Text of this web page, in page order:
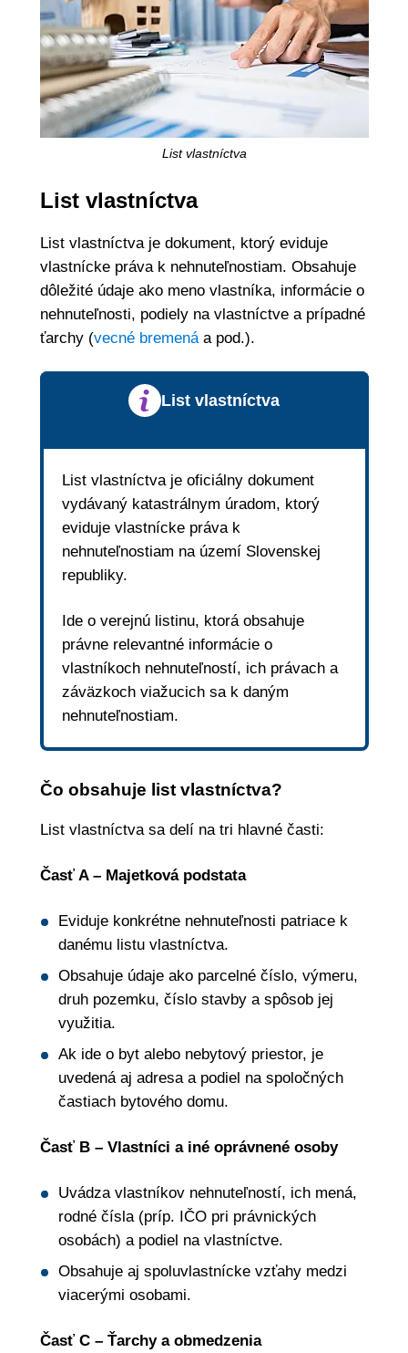
List vlastníctva
List vlastníctva
List vlastníctva je dokument, ktorý eviduje
vlastnícke práva k nehnuteľnostiam. Obsahuje
dôležité údaje ako meno vlastníka, informácie o
nehnuteľnosti, podiely na vlastníctve a prípadné
ťarchy (vecné bremenáa pod.).
List vlastníctva
List vlastníctva je oficiálny dokument
vydávaný katastrálnym úradom, ktorý
eviduje vlastnícke práva k
nehnuteľnostiam na území Slovenskej
republiky.
Ide o verejnú listinu, ktorá obsahuje
právne relevantné informácie o
vlastníkoch nehnuteľností, ich právach a
záväzkoch viažucich sa k daným
nehnuteľnostiam.
Čo obsahuje list vlastníctva?
List vlastníctva sa delí na tri hlavné časti:
Časť A – Majetková podstata
Eviduje konkrétne nehnuteľnosti patriace k
danému listu vlastníctva.
Obsahuje údaje ako parcelné číslo, výmeru,
druh pozemku, číslo stavby a spôsob jej
využitia.
Ak ide o byt alebo nebytový priestor, je
uvedená aj adresa a podiel na spoločných
častiach bytového domu.
Časť B – Vlastníci a iné oprávnené osoby
Uvádza vlastníkov nehnuteľností, ich mená,
rodné čísla (príp. IČO pri právnických
osobách) a podiel na vlastníctve.
Obsahuje aj spoluvlastnícke vzťahy medzi
viacerými osobami.
Časť C – Ťarchy a obmedzenia